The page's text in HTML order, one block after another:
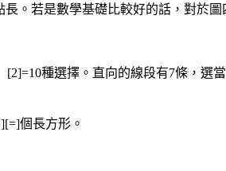
。若是數學基礎比較好的話，對於
種選擇。直向的線段有7條，選
個長方形。